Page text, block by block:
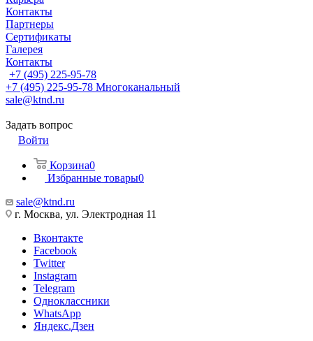
Контакты
Партнеры
Сертификаты
Галерея
Контакты
+7 (495) 225-95-78
+7 (495) 225-95-78 Многоканальный
sale@ktnd.ru
Задать вопрос
Войти
Корзина0
Избранные товары0
sale@ktnd.ru
г. Москва, ул. Электродная 11
Вконтакте
Facebook
Twitter
Instagram
Telegram
Одноклассники
WhatsApp
Яндекс.Дзен